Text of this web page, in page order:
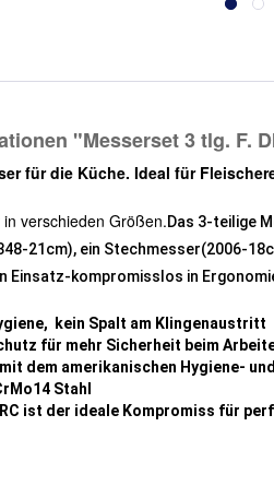
"Messerset 3 tlg. F.
für die Küche. Ideal für
verschieden Größen.Das 3-teilige
21cm), ein Stechmesser(2006-
Einsatz-kompromisslos in
kein Spalt am Klingenaustritt
für mehr Sicherheit beim
dem amerikanischen Hygiene-
Stahl
ist der ideale Kompromiss für